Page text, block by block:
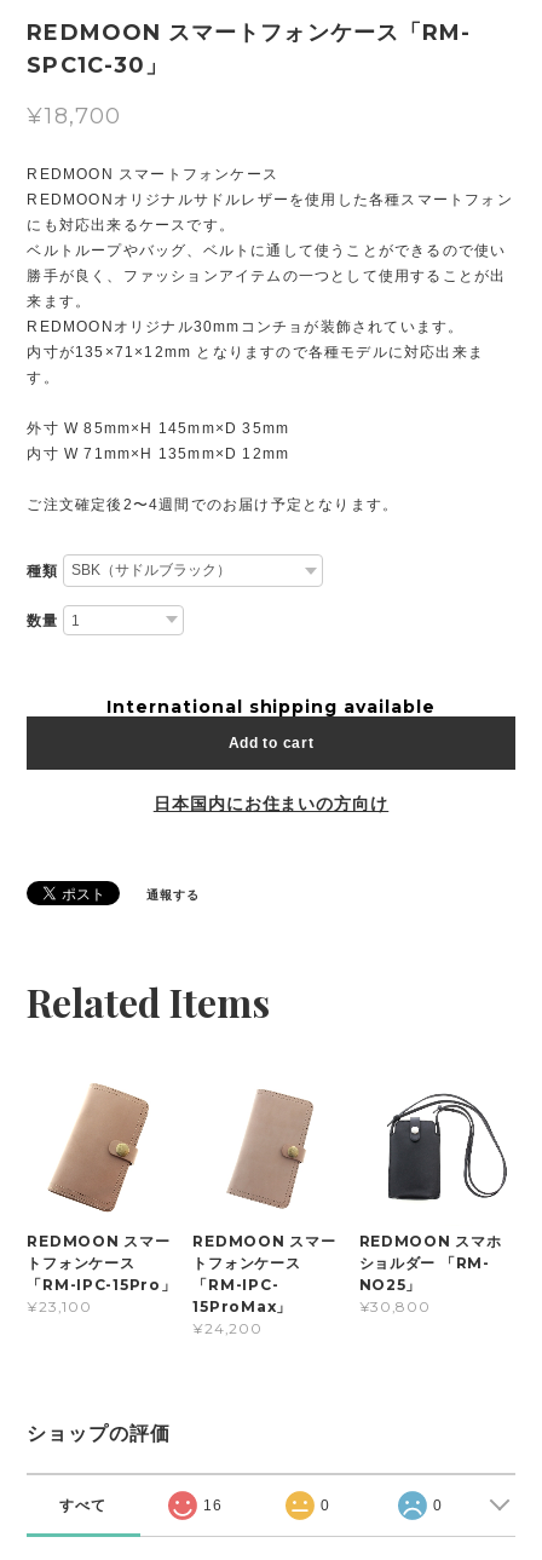
REDMOON スマートフォンケース「RM-
SPC1C-30」
¥18,700
REDMOON スマートフォンケース
REDMOONオリジナルサドルレザーを使用した各種スマートフォン
にも対応出来るケースです。
ベルトループやバッグ、ベルトに通して使うことができるので使い
勝手が良く、ファッションアイテムの一つとして使用することが出
来ます。
REDMOONオリジナル30mmコンチョが装飾されています。
内寸が135×71×12mm となりますので各種モデルに対応出来ま
す。
外寸 W 85mm×H 145mm×D 35mm
内寸 W 71mm×H 135mm×D 12mm
ご注文確定後2〜4週間でのお届け予定となります。
種類
数量
International shipping available
Add to cart
日本国内にお住まいの方向け
通報する
Related Items
REDMOON スマー
トフォンケース
「RM-IPC-15Pro」
¥23,100
REDMOON スマー
トフォンケース
「RM-IPC-
15ProMax」
¥24,200
REDMOON スマホ
ショルダー 「RM-
NO25」
¥30,800
ショップの評価
すべて 16 0 0